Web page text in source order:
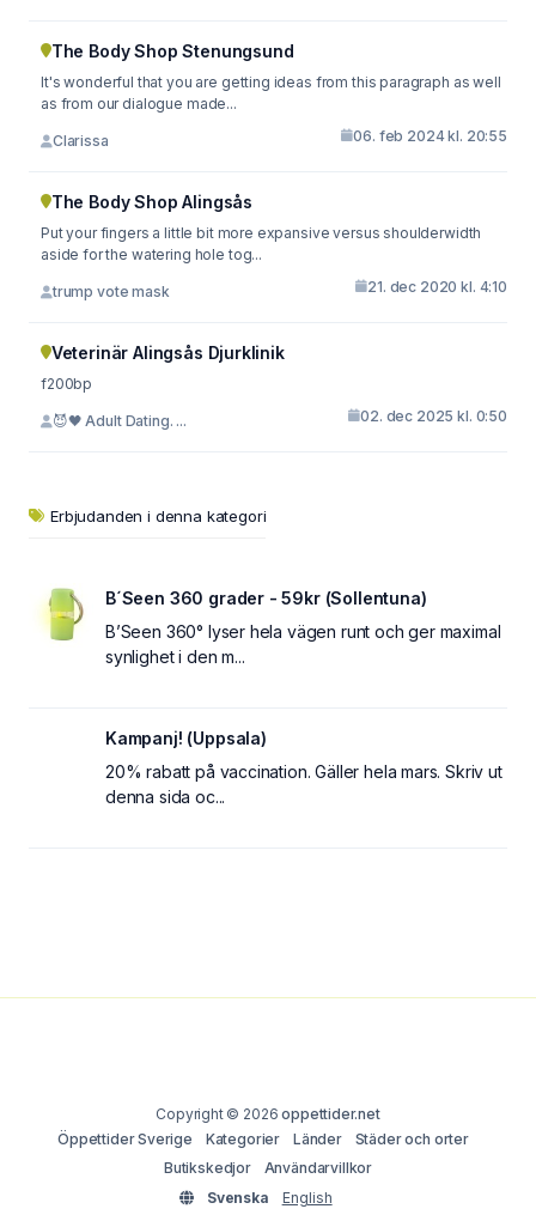
The Body Shop Stenungsund
It's wonderful that you are getting ideas from this paragraph as well
as from our dialogue made...
Clarissa 06. feb 2024 kl. 20:55
The Body Shop Alingsås
Put your fingers a little bit more expansive versus shoulderwidth
aside for the watering hole tog...
trump vote mask 21. dec 2020 kl. 4:10
Veterinär Alingsås Djurklinik
f200bp
😈🖤 Adult Dating. ... 02. dec 2025 kl. 0:50
Erbjudanden i denna kategori
B´Seen 360 grader - 59kr (Sollentuna)
B’Seen 360° lyser hela vägen runt och ger maximal
synlighet i den m...
Kampanj! (Uppsala)
20% rabatt på vaccination. Gäller hela mars. Skriv ut
denna sida oc...
Copyright © 2026oppettider.net
Öppettider Sverige
Kategorier Länder
Städer och orter
Butikskedjor
Användarvillkor
Svenska
English